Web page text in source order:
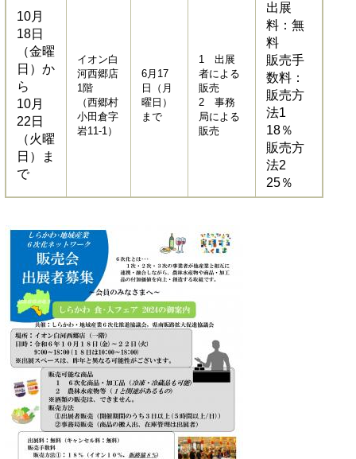
10月
18日
（金曜
日）か
ら
10月
22日
（火曜
日）ま
で
イオン白
河西郷店
1階
（西郷村
小田倉字
岩11-1）
6月17
日（月
曜日）
まで
1 出展
者による
販売
2 事務
局による
販売
出展
料：無
料
販売手
数料：
販売方
法1
18％
販売方
法2
25％